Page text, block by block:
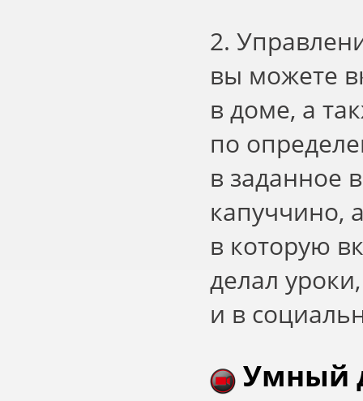
2.
вы можете
в доме, а
по
в заданное
капуччино,
в которую
делал
и в
Умный